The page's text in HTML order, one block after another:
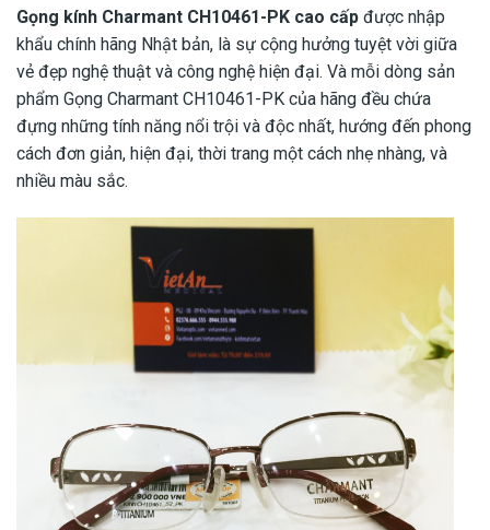
Gọng kính Charmant CH10461-PK cao cấp được nhập
khẩu chính hãng Nhật bản, là sự cộng hưởng tuyệt vời giữa
vẻ đẹp nghệ thuật và công nghệ hiện đại. Và mỗi dòng sản
phẩm Gọng Charmant CH10461-PK của hãng đều chứa
đựng những tính năng nổi trội và độc nhất, hướng đến phong
cách đơn giản, hiện đại, thời trang một cách nhẹ nhàng, và
nhiều màu sắc.